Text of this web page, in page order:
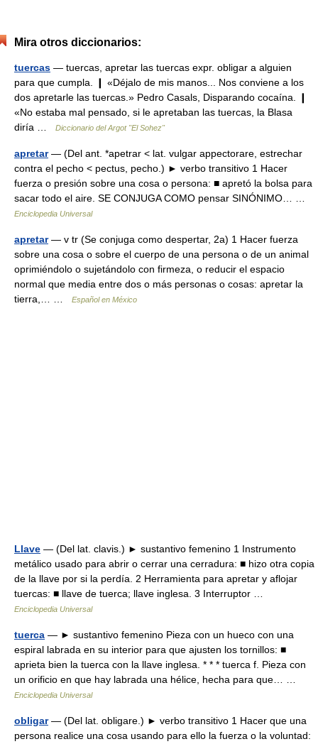
Mira otros diccionarios:
tuercas — tuercas, apretar las tuercas expr. obligar a alguien
para que cumpla. ❙ «Déjalo de mis manos... Nos conviene a los
dos apretarle las tuercas.» Pedro Casals, Disparando cocaína. ❙
«No estaba mal pensado, si le apretaban las tuercas, la Blasa
diría …
Diccionario del Argot "El Sohez"
apretar— (Del ant. *apetrar < lat. vulgar appectorare, estrechar
contra el pecho < pectus, pecho.) ► verbo transitivo 1 Hacer
fuerza o presión sobre una cosa o persona: ■ apretó la bolsa para
sacar todo el aire. SE CONJUGA COMO pensar SINÓNIMO… …
Enciclopedia Universal
apretar— v tr (Se conjuga como despertar, 2a) 1 Hacer fuerza
sobre una cosa o sobre el cuerpo de una persona o de un animal
oprimiéndolo o sujetándolo con firmeza, o reducir el espacio
normal que media entre dos o más personas o cosas: apretar la
tierra,… …
Español en México
Llave — (Del lat. clavis.) ► sustantivo femenino 1 Instrumento
metálico usado para abrir o cerrar una cerradura: ■ hizo otra copia
de la llave por si la perdía. 2 Herramienta para apretar y aflojar
tuercas: ■ llave de tuerca; llave inglesa. 3 Interruptor …
Enciclopedia Universal
tuerca — ► sustantivo femenino Pieza con un hueco con una
espiral labrada en su interior para que ajusten los tornillos: ■
aprieta bien la tuerca con la llave inglesa. * * * tuerca f. Pieza con
un orificio en que hay labrada una hélice, hecha para que… …
Enciclopedia Universal
obligar— (Del lat. obligare.) ► verbo transitivo 1 Hacer que una
persona realice una cosa usando para ello la fuerza o la voluntad: